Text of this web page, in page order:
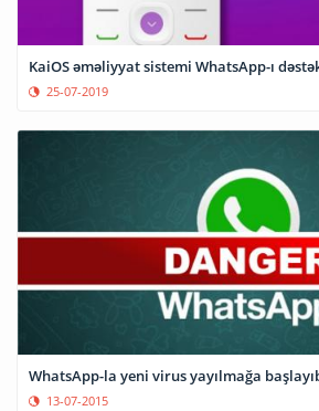
KaiOS əməliyyat sistemi WhatsApp-ı
25-07-2019
WhatsApp-la yeni virus yayılmağa
13-07-2015